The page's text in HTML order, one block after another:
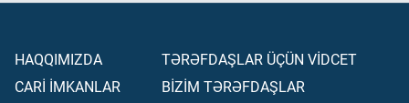
HAQQIMIZDA
CARİ İMKANLAR
TƏRƏFDAŞLAR ÜÇÜN VİDCET
BİZİM TƏRƏFDAŞLAR